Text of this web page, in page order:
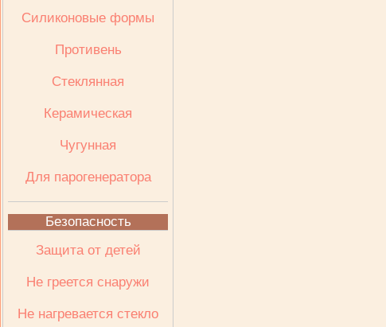
Cиликоновые формы
Противень
Стеклянная
Керамическая
Чугунная
Для парогенератора
Безопасность
Защита от детей
Не греется снаружи
Не нагревается стекло